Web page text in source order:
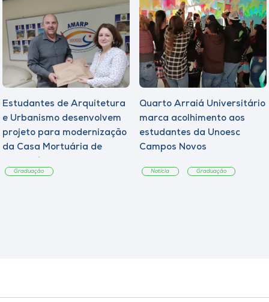
Estudantes de Arquitetura
e Urbanismo desenvolvem
projeto para modernização
da Casa Mortuária de
Graduação
Quarto Arraiá Universitário
marca acolhimento aos
estudantes da Unoesc
Campos Novos
Notícia Graduação